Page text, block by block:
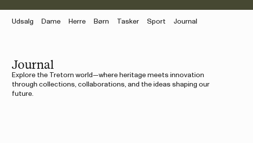
Udsalg Dame Herre Børn Tasker Sport Journal
Journal
Explore the Tretorn world—where heritage meets innovation
through collections, collaborations, and the ideas shaping our
future.